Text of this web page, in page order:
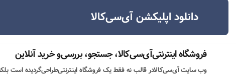
دانلود اپلیکشن آی‌سی‌کالا
فروشگاه اینترنتی‌آی‌سی‌کالا، جستجو، بررسی‌و خرید آنلاین
وب سایت آی‌سی‌کالادر قالب نه فقط یک فروشگاه اینترنتی‌طراحی‌گردیده است